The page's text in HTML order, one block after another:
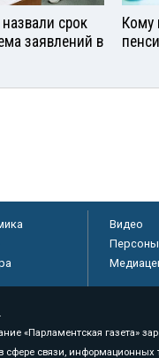
срок
заявлений в
Кому
Видео
Персоны
«Парламентская газета»
сфере связи, информационных